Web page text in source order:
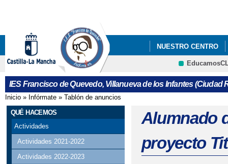
NUESTRO CENTRO
ERASMUS+
REUNIONES CON
Cultura
IES Francisco de Quevedo, Villanueva de los Infantes (Ciudad
Se encuentra usted aquí
Inicio » Infórmate » Tablón de anuncios
QUÉ HACEMOS
Actividades
Actividades 2021-2022
Actividades 2022-2023
Alumnado
proyecto